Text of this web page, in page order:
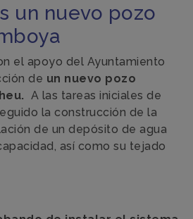
un nuevo pozo
el apoyo del Ayuntamiento
de un nuevo pozo
A las tareas iniciales de
la construcción de la
de un depósito de agua
así como su tejado